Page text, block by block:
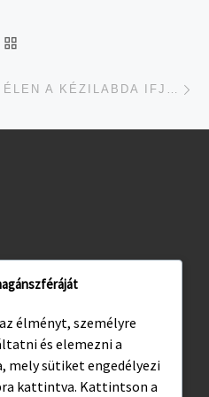
LU20 – TOVÁBBRA IS AZ ÉLEN A KÉZILABDA IFJÚSÁGI CSAPAT
élményt, személyre
és elemezni a
mely sütiket engedélyezi
kattintva. Kattintson a